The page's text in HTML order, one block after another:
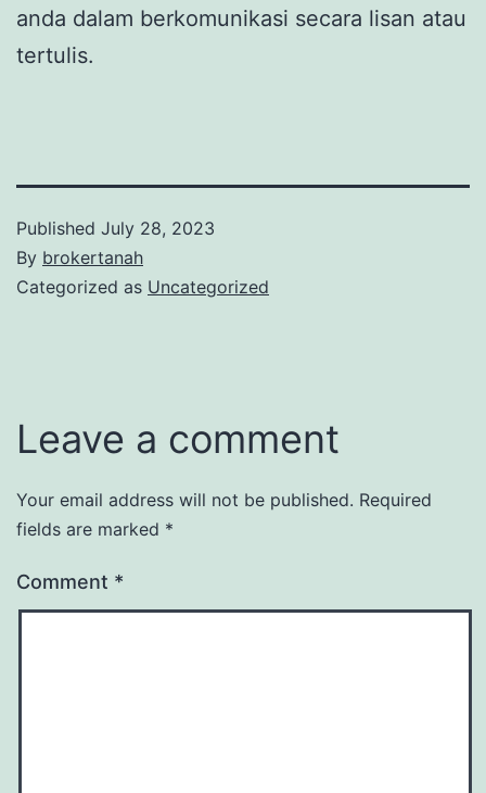
anda dalam berkomunikasi secara lisan atau
tertulis.
Published July 28, 2023
By brokertanah
Categorized as Uncategorized
Leave a comment
Your email address will not be published. Required
fields are marked *
Comment *